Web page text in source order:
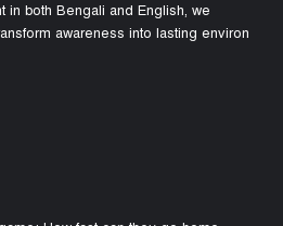
in both Bengali and English, we
awareness into lasting environ